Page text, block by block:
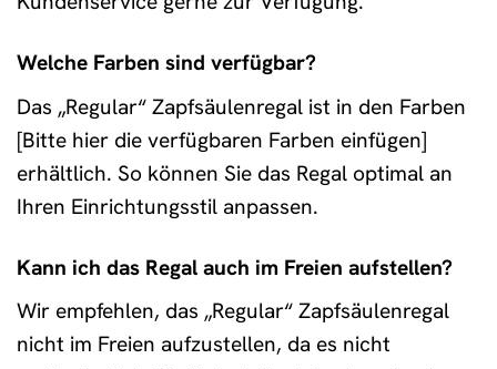
Welche Farben sind verfügbar?
Das „Regular“ Zapfsäulenregal ist in den Farben
[Bitte hier die verfügbaren Farben einfügen]
erhältlich. So können Sie das Regal optimal an
Ihren Einrichtungsstil anpassen.
Kann ich das Regal auch im Freien aufstellen?
Wir empfehlen, das „Regular“ Zapfsäulenregal
nicht im Freien aufzustellen, da es nicht